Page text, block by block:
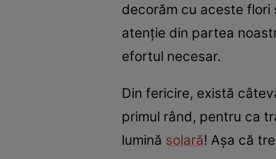
decorăm cu aceste
atenție din partea
efortul necesar.
Din fericire, există
primul rând, pentru ca
lumină solară! Așa că